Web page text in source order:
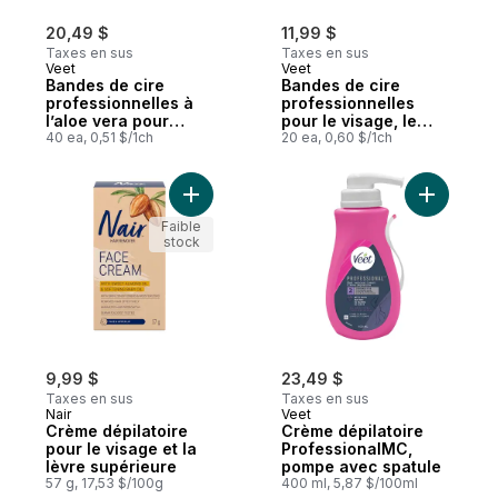
20,49 $
Taxes en sus
Veet
Bandes de cire
professionnelles à
l’aloe vera pour
jambes et corps,
40 ea, 0,51 $/1ch
11,99 $
Taxes en sus
Veet
Bandes de cire
professionnelles
pour le visage, le
bikini et les aisselles
20 ea, 0,60 $/1ch
9,99 $
Taxes en sus
Nair
Crème dépilatoire
pour le visage et la
lèvre supérieure
57 g, 17,53 $/100g
Ajouter Crème dépilatoire pour le visage
Faible
stock
23,49 $
Taxes en sus
Veet
Crème dépilatoire
ProfessionalMC,
pompe avec spatule
400 ml, 5,87 $/100ml
Ajouter